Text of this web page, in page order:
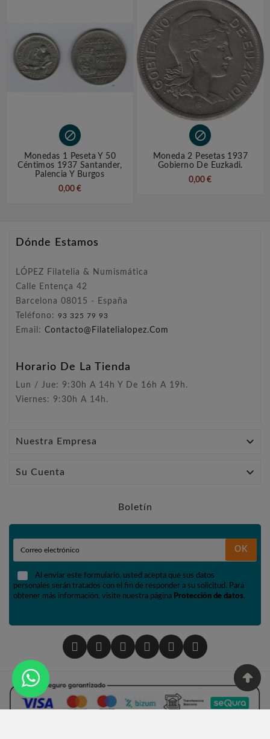

Monedas 1 Peseta Y 50
Céntimos 1937 Santander,
Palencia Y Burgos
0,00 €

Moneda 2 Pesetas 1937
Gobierno De Euzkadi.
0,00 €
Dónde Estamos
LÓPEZ Filatelia & Numismática
Calle Entença 42
Barcelona 08015 - España
Teléfono: 93 325 79 93
Email: Contacto@filatelialopez.com
Horario De La Tienda
Lun / Jue: 9:30h A 14h Y De 16h A 19h.
Viernes: 9:30h A 14h.
Nuestra Empresa 
Su Cuenta 
Boletín
OK
Al enviar este formulario, usted acepta que sus datos
personales serán tratados con el fin de responder a su solicitud. Para
obtener más información, visite nuestra página Protección de datos.